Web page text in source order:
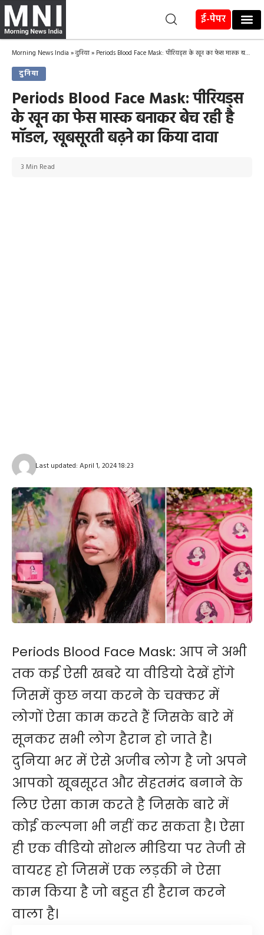
ई-पेपर
Morning News India »दुनिया» Periods Blood Face Mask: पीरियड्स के खून का फेस मास्क बनाकर बेच रही है मॉडल, खूबसूरती बढ़ने का किया दावा
दुनिया
Periods Blood Face Mask: पीरियड्स
के खून का फेस मास्क बनाकर बेच रही है
मॉडल, खूबसूरती बढ़ने का किया दावा
Last updated: April 1, 2024 18:23
3 Min Read
Periods Blood Face Mask: आप ने अभी
तक कई ऐसी खबरे या वीडियो देखें होंगे
जिसमें कुछ नया करने के चक्कर में
लोगों ऐसा काम करते हैं जिसके बारे में
सूनकर सभी लोग हैरान हो जाते है।
दुनिया भर में ऐसे अजीब लोग है जो अपने
आपको खूबसूरत और सेहतमंद बनाने ​के
लिए ऐसा काम करते है जिसके बारे में
कोई कल्पना भी नहीं कर सकता है। ऐसा
ही एक वीडियो सोशल मीडिया पर तेजी से
वायरह हो जिसमें एक लड़की ने ऐसा
काम किया है जो बहुत ही हैरान करने
वाला है।